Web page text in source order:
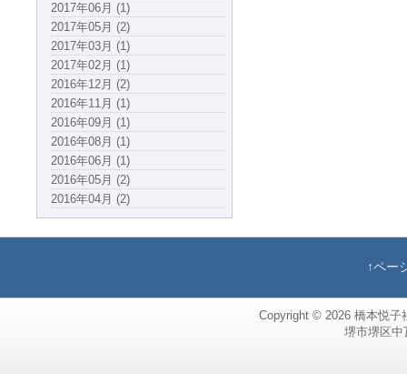
2017年06月 (1)
2017年05月 (2)
2017年03月 (1)
2017年02月 (1)
2016年12月 (2)
2016年11月 (1)
2016年09月 (1)
2016年08月 (1)
2016年06月 (1)
2016年05月 (2)
2016年04月 (2)
↑ペー
Copyright © 2026 橋本悦子
堺市堺区